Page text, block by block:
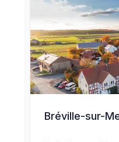
Bréville-sur-